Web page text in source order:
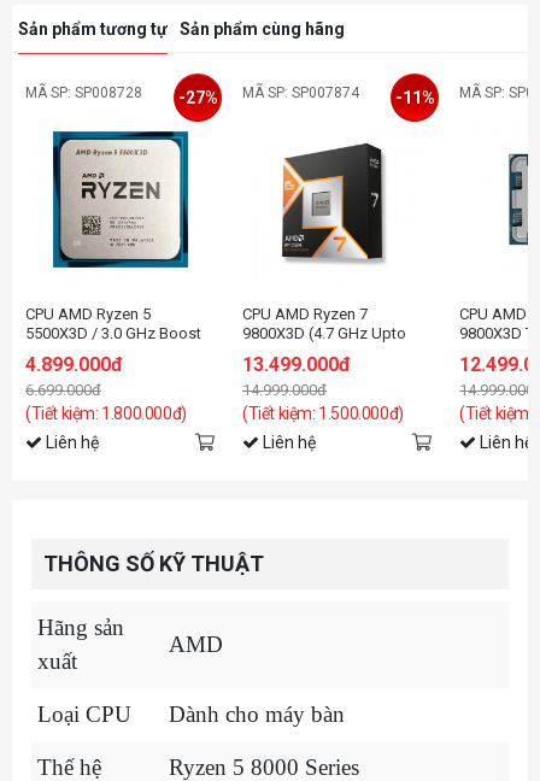
Sản phẩm tương tự Sản phẩm cùng hãng
MÃ SP: SP008728
CPU AMD Ryzen 5
5500X3D / 3.0 GHz Boost
96MB / AM4
4.899.000đ
6.699.000đ
(Tiết kiệm: 1.800.000đ)
-27%
Liên hệ
MÃ SP: SP007874
CPU AMD Ryzen 7
9800X3D (4.7 GHz Upto
16 Threads / 105W /
Socket AM5)
13.499.000đ
14.999.000đ
(Tiết kiệm: 1.500.000đ)
-11%
Liên hệ
MÃ SP:
CPU AMD
9800X3D
Cores, 16
Socket
(Tiết kiệm:
Liên hệ
THÔNG SỐ KỸ THUẬT
Hãng sản
xuất
AMD
Loại CPU Dành cho máy bàn
Thế hệ Ryzen 5 8000 Series